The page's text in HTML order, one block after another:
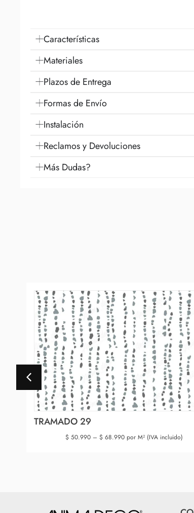
Características
Materiales
Plazos de Entrega
Formas de Envío
Instalación
Reclamos y Devoluciones
Más Dudas?
TRAMADO 29
$ 50.990 – $ 68.990 por M² (IVA incluido)